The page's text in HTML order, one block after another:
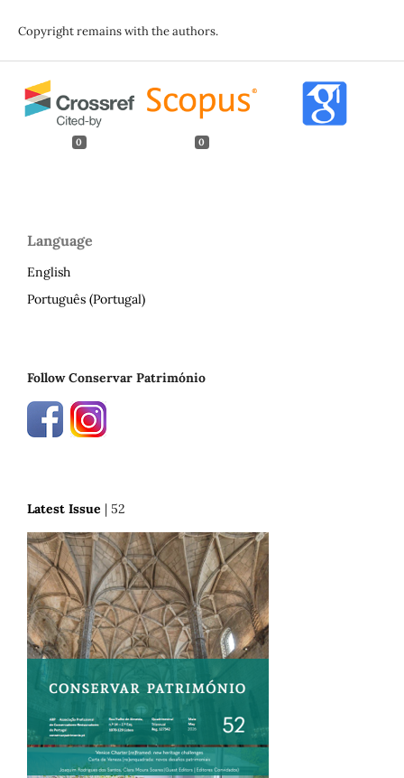
Copyright remains with the authors.
0 0
Language
English
Português (Portugal)
Follow Conservar Património
Latest Issue | 52